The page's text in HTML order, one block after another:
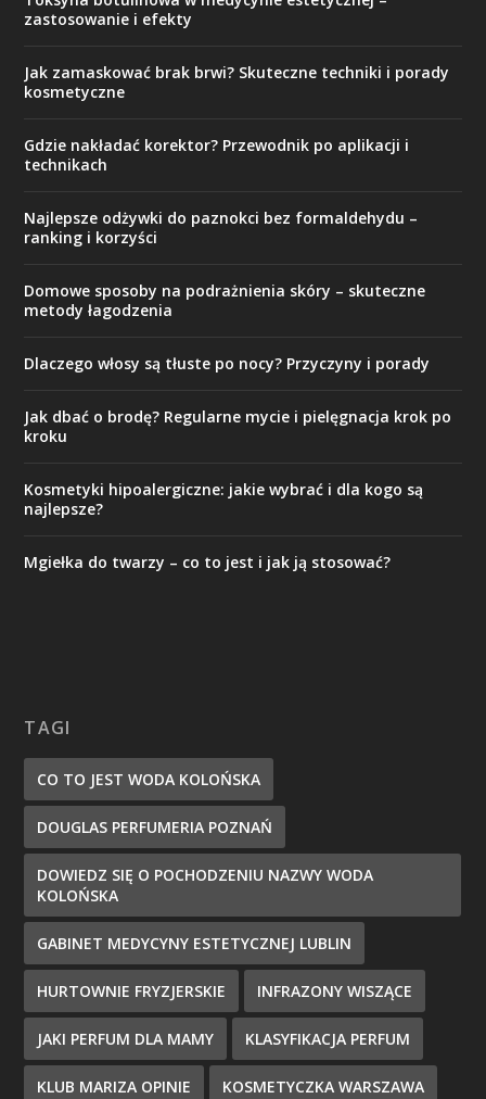
zastosowanie i efekty
Jak zamaskować brak brwi? Skuteczne techniki i porady
kosmetyczne
Gdzie nakładać korektor? Przewodnik po aplikacji i
technikach
Najlepsze odżywki do paznokci bez formaldehydu –
ranking i korzyści
Domowe sposoby na podrażnienia skóry – skuteczne
metody łagodzenia
Dlaczego włosy są tłuste po nocy? Przyczyny i porady
Jak dbać o brodę? Regularne mycie i pielęgnacja krok po
kroku
Kosmetyki hipoalergiczne: jakie wybrać i dla kogo są
najlepsze?
Mgiełka do twarzy – co to jest i jak ją stosować?
TAGI
CO TO JEST WODA KOLOŃSKA
DOUGLAS PERFUMERIA POZNAŃ
DOWIEDZ SIĘ O POCHODZENIU NAZWY WODA
KOLOŃSKA
GABINET MEDYCYNY ESTETYCZNEJ LUBLIN
HURTOWNIE FRYZJERSKIE INFRAZONY WISZĄCE
JAKI PERFUM DLA MAMY KLASYFIKACJA PERFUM
KLUB MARIZA OPINIE KOSMETYCZKA WARSZAWA